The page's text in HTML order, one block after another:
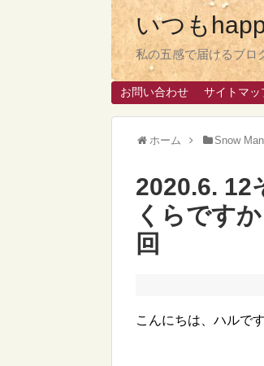
いつも
私の五感で届けるブロ
お問い合わせ サイトマッ
ホーム Snow Man
2020.6. 12
くらです
回
こんにちは、ハルです